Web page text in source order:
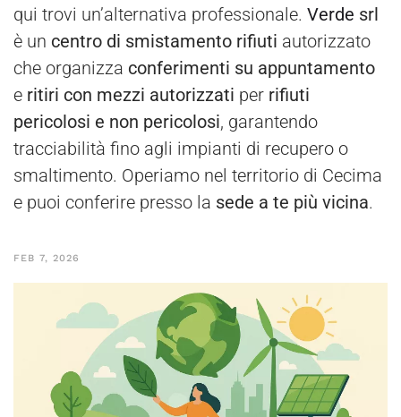
qui trovi un’alternativa professionale. Verde srl
è un centro di smistamento rifiuti autorizzato
che organizza conferimenti su appuntamento
e ritiri con mezzi autorizzati per rifiuti
pericolosi e non pericolosi, garantendo
tracciabilità fino agli impianti di recupero o
smaltimento. Operiamo nel territorio di Cecima
e puoi conferire presso la sede a te più vicina.
FEB 7, 2026